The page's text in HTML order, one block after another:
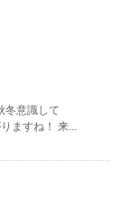
冬意識して
ますね！ 来...